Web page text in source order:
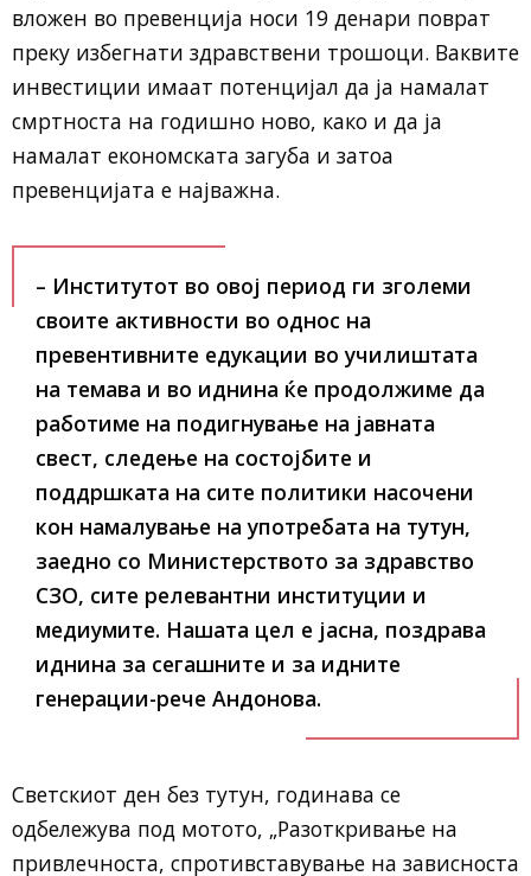
вложен во превенција носи 19 денари поврат
преку избегнати здравствени трошоци. Ваквите
инвестиции имаат потенцијал да ја намалат
смртноста на годишно ново, како и да ја
намалат економската загуба и затоа
превенцијата е најважна.
– Институтот во овој период ги зголеми
своите активности во однос на
превентивните едукации во училиштата
на темава и во иднина ќе продолжиме да
работиме на подигнување на јавната
свест, следење на состојбите и
поддршката на сите политики насочени
кон намалување на употребата на тутун,
заедно со Министерството за здравство
СЗО, сите релевантни институции и
медиумите. Нашата цел е јасна, поздрава
иднина за сегашните и за идните
генерации-рече Андонова.
Светскиот ден без тутун, годинава се
одбележува под мотото, „Разоткривање на
привлечноста, спротивставување на зависноста